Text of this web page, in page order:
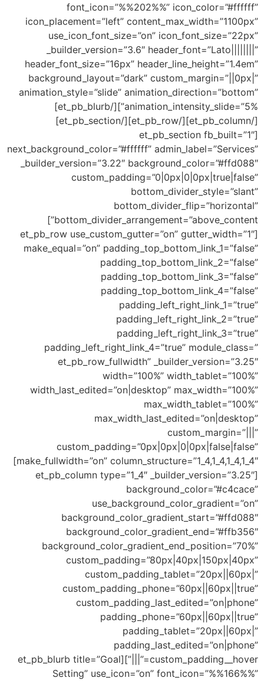
font_icon=”%%202%%”
icon_placement=”left”
use_icon_font_size=”on”
_builder_version=”3.6″
header_font_size=”16px”
background_layout=”dark”
animation_style=”slide”
animation_intensity_slide=”5%”][/et_pb_blurb]
[/et_pb_column][/et_pb_row][/et_pb_section]
[et_pb_section
next_background_color=”#ffffff”
_builder_version=”3.22″
bottom_divider_arrangement=”above_content”]
[et_pb_row use_custom_gutter=”on”
make_equal=”on”
padding_left_right_link_4=”true”
et_pb_row_fullwidth”
width=”100%”
width_last_edited=”on|desktop”
make_fullwidth=”on” column_structure=”1_4,1_4,1_4,1_4″]
[et_pb_column type=”1_4″
custom_padding__hover=”|||”][et_pb_blurb title=”Goal
Setting” use_icon=”on”